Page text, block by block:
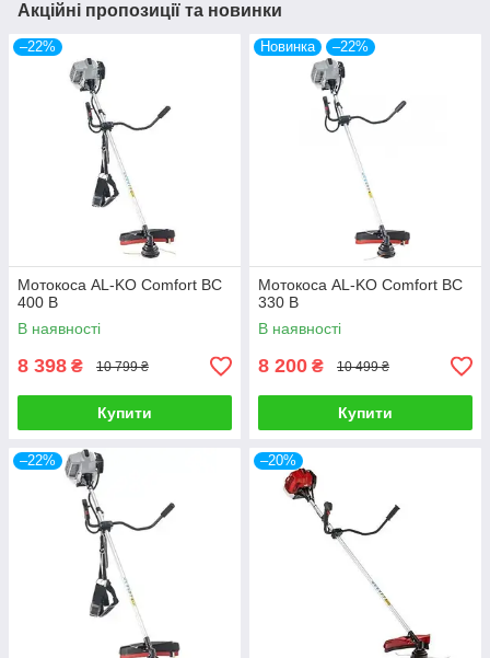
Акційні пропозиції та новинки
–22%
Мотокоса AL-KO Comfort BC
400 B
В наявності
8 398 ₴ 10 799 ₴
Купити
Новинка –22%
Мотокоса AL-KO Comfort BC
330 B
В наявності
8 200 ₴ 10 499 ₴
Купити
–22% –20%